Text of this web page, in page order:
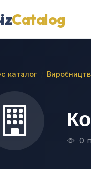
Catalog
каталог
0